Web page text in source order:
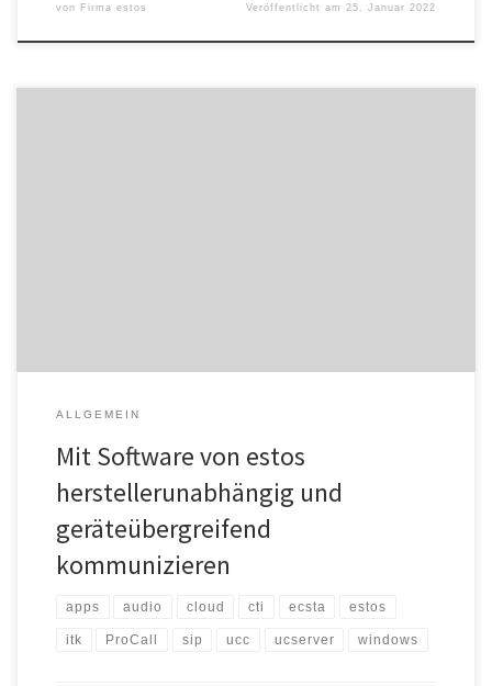
von Firma estos Veröffentlicht am 25. Januar 2022
ALLGEMEIN
Mit Software von estos
herstellerunabhängig und
geräteübergreifend
kommunizieren
apps audio cloud cti ecsta estos
itk ProCall sip ucc ucserver windows